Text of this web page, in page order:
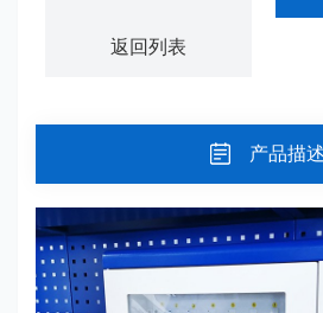
返回列表
产品描述